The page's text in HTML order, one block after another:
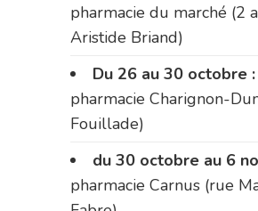
pharmacie du marché (2
Aristide Briand)
Du 26 au 30 octobre :
pharmacie Charignon-
Fouillade)
du 30 octobre au 6
pharmacie Carnus (rue